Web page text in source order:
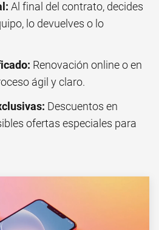
Al final del contrato, decides
lo devuelves o lo
Renovación online o en
ágil y claro.
Descuentos en
ofertas especiales para